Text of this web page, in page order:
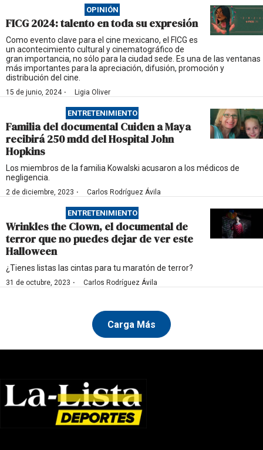
OPINIÓN
FICG 2024: talento en toda su expresión
Como evento clave para el cine mexicano, el FICG es
un acontecimiento cultural y cinematográfico de
gran importancia, no sólo para la ciudad sede. Es una de las ventanas
más importantes para la apreciación, difusión, promoción y
distribución del cine.
15 de junio, 2024· Ligia Oliver
ENTRETENIMIENTO
Familia del documental Cuiden a Maya
recibirá 250 mdd del Hospital John
Hopkins
Los miembros de la familia Kowalski acusaron a los médicos de
negligencia.
2 de diciembre, 2023 · Carlos Rodríguez Ávila
ENTRETENIMIENTO
Wrinkles the Clown, el documental de
terror que no puedes dejar de ver este
Halloween
¿Tienes listas las cintas para tu maratón de terror?
31 de octubre, 2023 · Carlos Rodríguez Ávila
Carga Más